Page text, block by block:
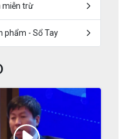
miễn trừ
phẩm - Sổ Tay